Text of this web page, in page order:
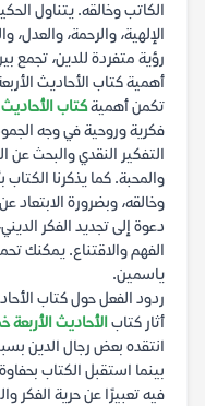
الكاتب وخالقه. يتناول
الإلهية، والرحمة، والعدل،
رؤية متفردة للدين، تجمع
أهمية كتاب الأحاديث
تكمن أهميةكتاب
فكرية وروحية في وجه
التفكير النقدي والبحث عن
والمحبة. كما يذكرنا
وخالقه، وبضرورة
دعوة إلى تجديد الفكر
الفهم والاقتناع. يمكنك
ياسمين.
ردود الفعل حول كتاب
أثار كتابالأحاديث الأربعة
انتقده بعض رجال الدين
بينما استقبل الكتاب
فيه تعبيرًا عن حرية الفكر